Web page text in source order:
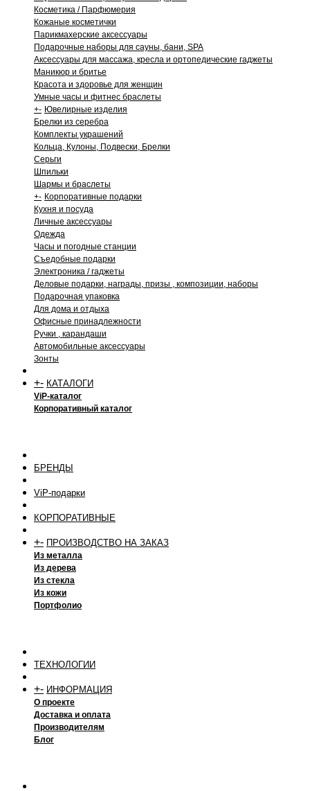
Косметика / Парфюмерия
Кожаные косметички
Парикмахерские аксессуары
Подарочные наборы для сауны, бани, SPA
Аксессуары для массажа, кресла и ортопедические гаджеты
Маникюр и бритье
Красота и здоровье для женщин
Умные часы и фитнес браслеты
+- Ювелирные изделия
Брелки из серебра
Комплекты украшений
Кольца, Кулоны, Подвески, Брелки
Серьги
Шпильки
Шармы и браслеты
+- Корпоративные подарки
Кухня и посуда
Личные аксессуары
Одежда
Часы и погодные станции
Съедобные подарки
Электроника / гаджеты
Деловые подарки, награды, призы , композиции, наборы
Подарочная упаковка
Для дома и отдыха
Офисные принадлежности
Ручки , карандаши
Автомобильные аксессуары
Зонты
+- КАТАЛОГИ
ViP-каталог
Корпоративный каталог
БРЕНДЫ
ViP-подарки
КОРПОРАТИВНЫЕ
+- ПРОИЗВОДСТВО НА ЗАКАЗ
Из металла
Из дерева
Из стекла
Из кожи
Портфолио
ТЕХНОЛОГИИ
+- ИНФОРМАЦИЯ
О проекте
Доставка и оплата
Производителям
Блог